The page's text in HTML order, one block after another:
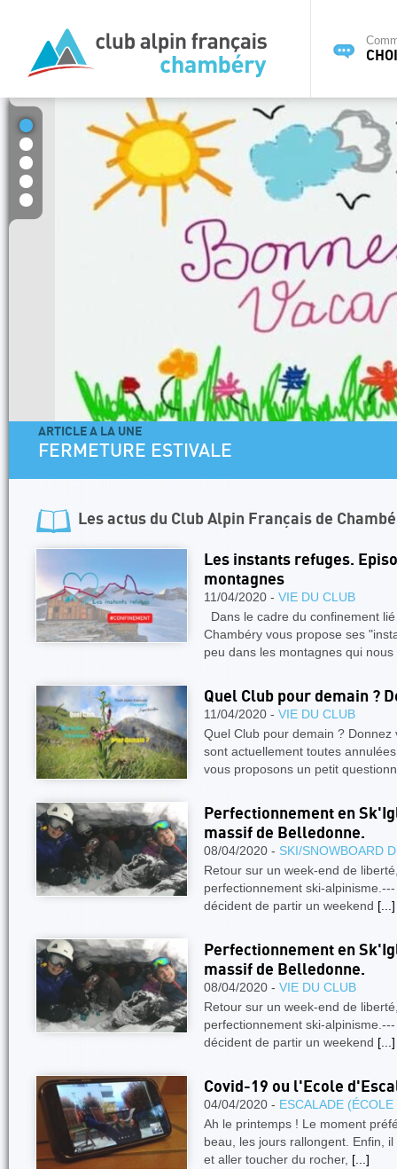
ARTICLE A LA UNE
FERMETURE ESTIVALE
Les actus du Club Alpin Français de
Les instants refuges.
montagnes
11/04/2020 - VIE DU CLUB
Dans le cadre du confinement
Chambéry vous propose ses
peu dans les montagnes qui
Quel Club pour demain ?
11/04/2020 - VIE DU CLUB
Quel Club pour demain ?
sont actuellement toutes
vous proposons un petit
Perfectionnement en
massif de Belledonne.
08/04/2020 - SKI/SNOWBOARD
Retour sur un week-end de
perfectionnement ski-
décident de partir un weekend [...]
Perfectionnement en
massif de Belledonne.
08/04/2020 - VIE DU CLUB
Retour sur un week-end de
perfectionnement ski-
décident de partir un weekend [...]
Covid-19 ou l'Ecole
04/04/2020 - ESCALADE
Ah le printemps ! Le moment
beau, les jours rallongent. Enfin,
et aller toucher du rocher, [...]